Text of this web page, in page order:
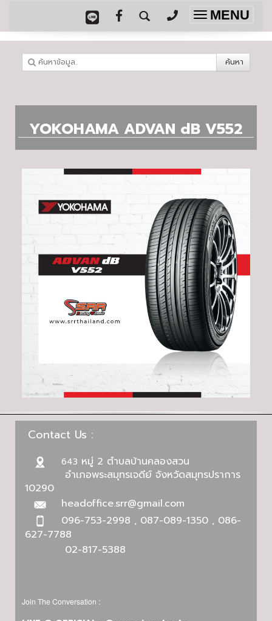
Toggle
navigation
MENU
ค้นหา
YOKOHAMA ADVAN dB V552
Contact Us :
643 หมู่ 2 ตำบลบ้านคลองสวน
อำเภอพระสมุทรเจดีย์ จังหวัดสมุทรปราการ
10290
headoffice.srr@gmail.com
096-753-2998 , 087-089-1350 , 086-
627-7788
02-817-5388
Join The Conversation :